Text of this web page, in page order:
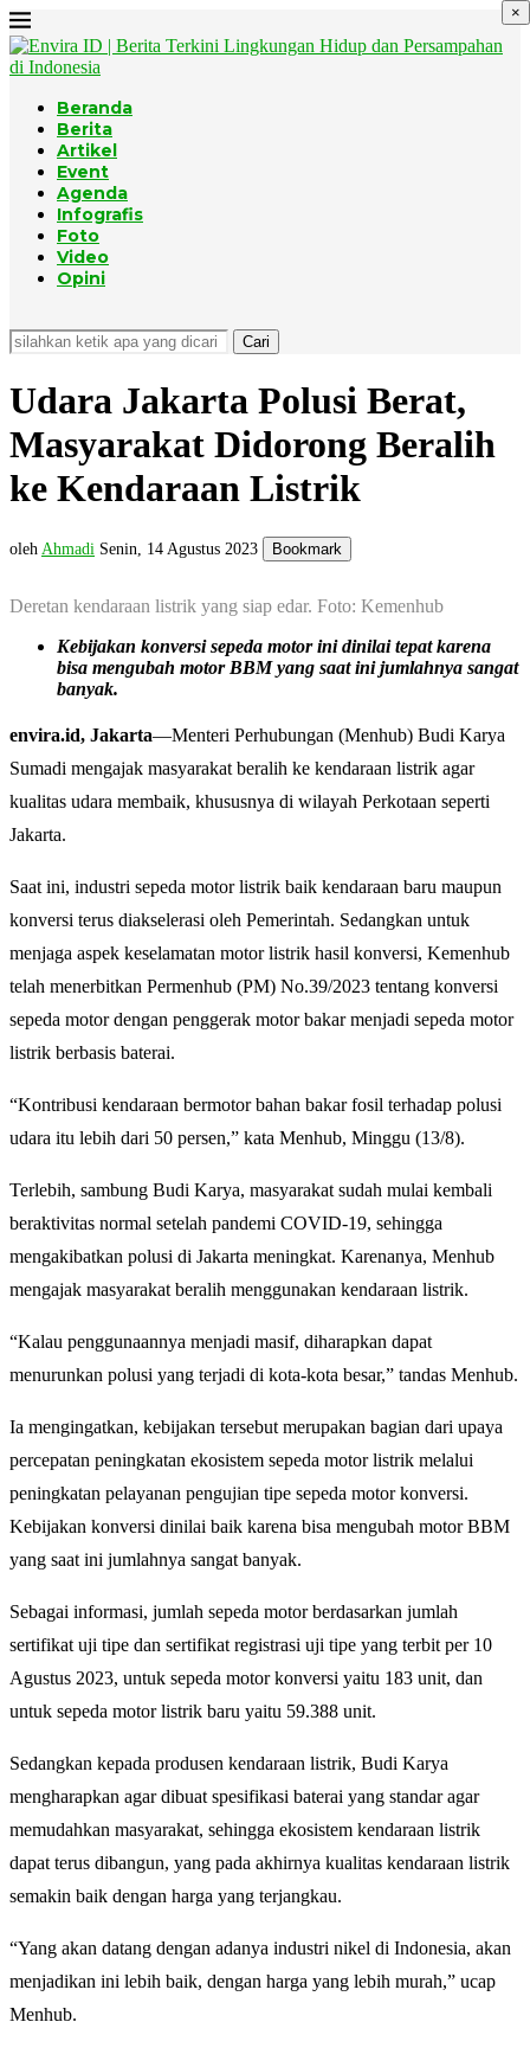
Beranda
Berita
Artikel
Event
Agenda
Infografis
Foto
Video
Opini
Cari
Udara Jakarta Polusi Berat,
Masyarakat Didorong Beralih
ke Kendaraan Listrik
oleh Ahmadi Senin, 14 Agustus 2023 Bookmark
Deretan kendaraan listrik yang siap edar. Foto: Kemenhub
Kebijakan konversi sepeda motor ini dinilai tepat karena
bisa mengubah motor BBM yang saat ini jumlahnya sangat
banyak.
envira.id, Jakarta—Menteri Perhubungan (Menhub) Budi Karya
Sumadi mengajak masyarakat beralih ke kendaraan listrik agar
kualitas udara membaik, khususnya di wilayah Perkotaan seperti
Jakarta.
Saat ini, industri sepeda motor listrik baik kendaraan baru maupun
konversi terus diakselerasi oleh Pemerintah. Sedangkan untuk
menjaga aspek keselamatan motor listrik hasil konversi, Kemenhub
telah menerbitkan Permenhub (PM) No.39/2023 tentang konversi
sepeda motor dengan penggerak motor bakar menjadi sepeda motor
listrik berbasis baterai.
“Kontribusi kendaraan bermotor bahan bakar fosil terhadap polusi
udara itu lebih dari 50 persen,” kata Menhub, Minggu (13/8).
Terlebih, sambung Budi Karya, masyarakat sudah mulai kembali
beraktivitas normal setelah pandemi COVID-19, sehingga
mengakibatkan polusi di Jakarta meningkat. Karenanya, Menhub
mengajak masyarakat beralih menggunakan kendaraan listrik.
“Kalau penggunaannya menjadi masif, diharapkan dapat
menurunkan polusi yang terjadi di kota-kota besar,” tandas Menhub.
Ia mengingatkan, kebijakan tersebut merupakan bagian dari upaya
percepatan peningkatan ekosistem sepeda motor listrik melalui
peningkatan pelayanan pengujian tipe sepeda motor konversi.
Kebijakan konversi dinilai baik karena bisa mengubah motor BBM
yang saat ini jumlahnya sangat banyak.
Sebagai informasi, jumlah sepeda motor berdasarkan jumlah
sertifikat uji tipe dan sertifikat registrasi uji tipe yang terbit per 10
Agustus 2023, untuk sepeda motor konversi yaitu 183 unit, dan
untuk sepeda motor listrik baru yaitu 59.388 unit.
Sedangkan kepada produsen kendaraan listrik, Budi Karya
mengharapkan agar dibuat spesifikasi baterai yang standar agar
memudahkan masyarakat, sehingga ekosistem kendaraan listrik
dapat terus dibangun, yang pada akhirnya kualitas kendaraan listrik
semakin baik dengan harga yang terjangkau.
“Yang akan datang dengan adanya industri nikel di Indonesia, akan
menjadikan ini lebih baik, dengan harga yang lebih murah,” ucap
Menhub.
×